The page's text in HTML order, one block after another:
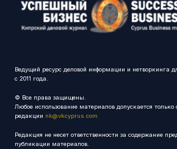
Ведущий ресурс деловой информации и нетворкинга
с 2011 года.
© Все права защищены.
Любое использование материалов допускается только
редакции nk@vkcyprus.com
Редакция не несет ответственности за содержание
публикации материалов.